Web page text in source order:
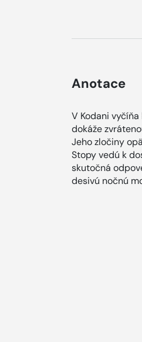
Anotace
V Kodani
dokáže
Jeho zločiny
Stopy vedú k
skutočná
desivú nočnú